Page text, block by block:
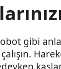
gibi